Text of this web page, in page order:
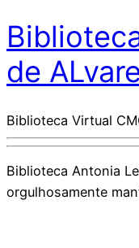
de
Biblioteca Virtual
Biblioteca Antonia
orgulhosamente